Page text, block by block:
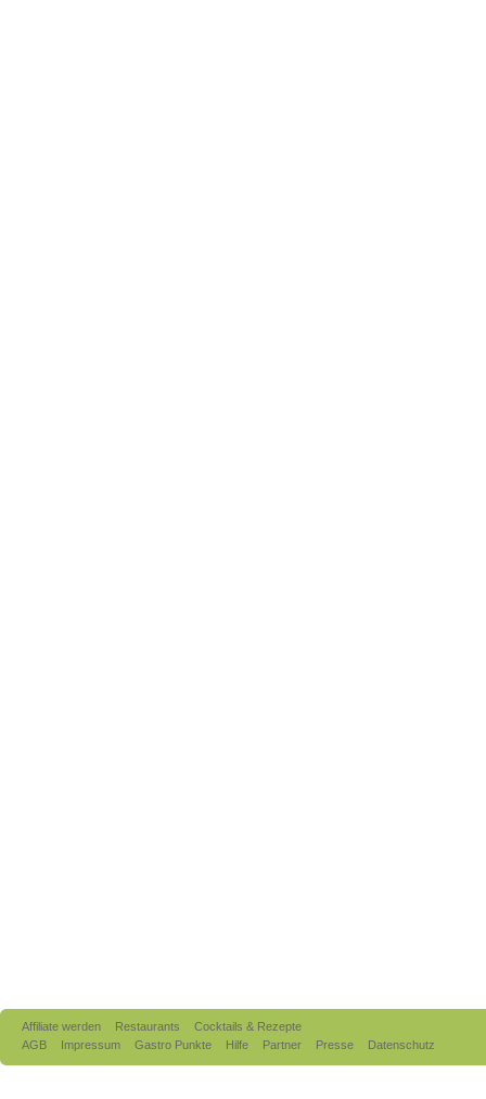
Affiliate werden Restaurants
Cocktails & Rezepte
AGB
Impressum Gastro Punkte Hilfe Partner Presse Datenschutz